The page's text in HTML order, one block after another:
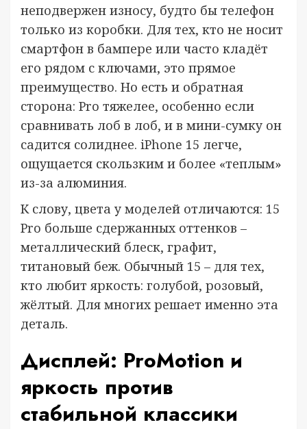
неподвержен износу, будто бы телефон
только из коробки. Для тех, кто не носит
смартфон в бампере или часто кладёт
его рядом с ключами, это прямое
преимущество. Но есть и обратная
сторона: Pro тяжелее, особенно если
сравнивать лоб в лоб, и в мини-сумку он
садится солиднее. iPhone 15 легче,
ощущается скользким и более «теплым»
из-за алюминия.
К слову, цвета у моделей отличаются: 15
Pro больше сдержанных оттенков –
металлический блеск, графит,
титановый беж. Обычный 15 – для тех,
кто любит яркость: голубой, розовый,
жёлтый. Для многих решает именно эта
деталь.
Дисплей: ProMotion и
яркость против
стабильной классики